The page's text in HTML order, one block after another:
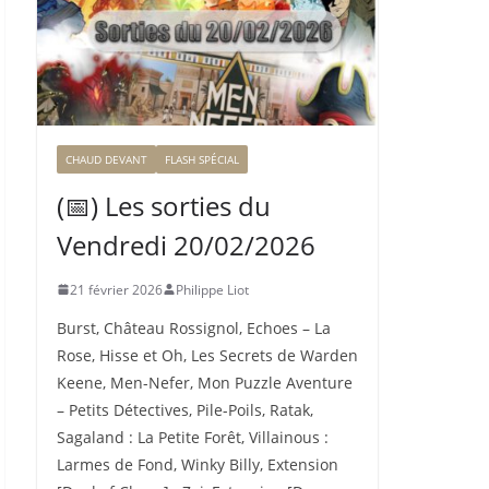
CHAUD DEVANT FLASH SPÉCIAL
(📅) Les sorties du
Vendredi 20/02/2026
21 février 2026 Philippe Liot
Burst, Château Rossignol, Echoes – La
Rose, Hisse et Oh, Les Secrets de Warden
Keene, Men-Nefer, Mon Puzzle Aventure
– Petits Détectives, Pile-Poils, Ratak,
Sagaland : La Petite Forêt, Villainous :
Larmes de Fond, Winky Billy, Extension